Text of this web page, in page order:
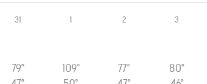
31
79°
1
109°
2
77°
3
80°